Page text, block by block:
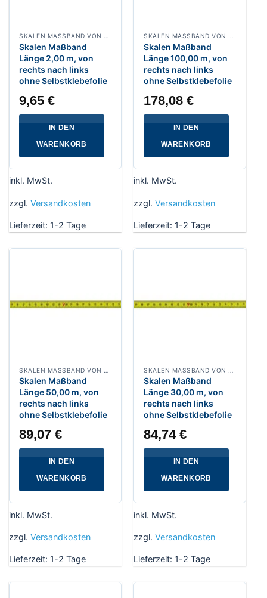
Skalen Maßband
Länge 2,00 m, von
rechts nach links
ohne Selbstklebefolie
9,65€
IN DEN
WARENKORB
inkl. MwSt.
zzgl. Versandkosten
Lieferzeit: 1-2 Tage
Skalen Maßband
Länge 100,00 m, von
rechts nach links
ohne Selbstklebefolie
178,08€
IN DEN
WARENKORB
inkl. MwSt.
zzgl. Versandkosten
Lieferzeit: 1-2 Tage
Skalen Maßband
Länge 50,00 m, von
rechts nach links
ohne Selbstklebefolie
89,07€
IN DEN
WARENKORB
inkl. MwSt.
zzgl. Versandkosten
Lieferzeit: 1-2 Tage
Skalen Maßband
Länge 30,00 m, von
rechts nach links
ohne Selbstklebefolie
84,74€
IN DEN
WARENKORB
inkl. MwSt.
zzgl. Versandkosten
Lieferzeit: 1-2 Tage